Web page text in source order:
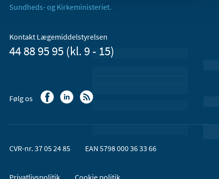
Sundheds- og Kirkeministeriet.
Kontakt Lægemiddelstyrelsen
44 88 95 95 (kl. 9 - 15)
Følg os
CVR-nr. 37 05 24 85 EAN 5798 000 36 33 66
Privatlivspolitik Cookie politik